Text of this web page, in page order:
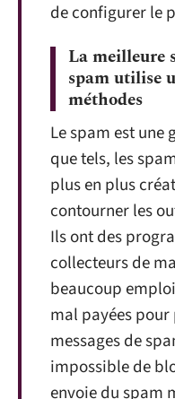
de configurer le
La meilleure
spam utilise
méthodes
Le spam est une
que tels, les
plus en plus
contourner les
Ils ont des
collecteurs de
beaucoup
mal payées
messages de
impossible de
envoie du spam